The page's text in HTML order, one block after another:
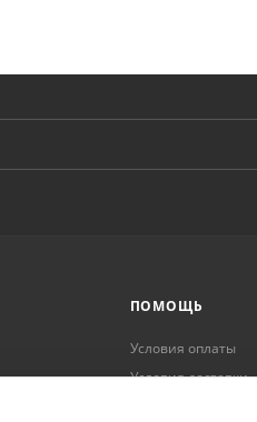
ПОМОЩЬ
Условия оплаты
Условия доставки